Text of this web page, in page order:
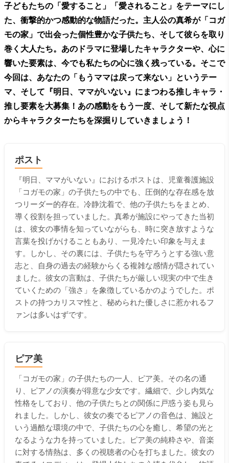
子どもたちの「愛すること」「愛されること」をテーマにし
た、衝撃的かつ感動的な物語だった。主人公の真希が「コガ
モの家」で出会った個性豊かな子供たち、そして彼らを取り
巻く大人たち。あのドラマに登場したキャラクターや、心に
響いた要素は、今でも私たちの心に強く残っている。そこで
今回は、あなたの「もうママは戻って来ない」というテー
マ、そして『明日、ママがいない』にまつわる推しキャラ・
推し要素を大募集！あの感動をもう一度、そして新たな視点
からキャラクターたちを深掘りしていきましょう！
ポスト
『明日、ママがいない』におけるポストは、児童養護施設
「コガモの家」の子供たちの中でも、圧倒的な存在感を放
つリーダー的存在。冷静沈着で、他の子供たちをまとめ、
導く役割を担っていました。真希が施設にやってきた当初
は、彼女の事情を知っていながらも、時に突き放すような
言葉を投げかけることもあり、一見冷たい印象を与えま
す。しかし、その裏には、子供たちを守ろうとする強い意
志と、自身の過去の経験からくる複雑な感情が隠されてい
ました。彼女の言動は、子供たちが厳しい現実の中で生き
ていくための「強さ」を象徴しているかのようでした。ポ
ストの持つカリスマ性と、秘められた優しさに惹かれるフ
ァンは多いはずです。
ピア美
「コガモの家」の子供たちの一人、ピア美。その名の通
り、ピアノの演奏が得意な少女です。繊細で、少し内気な
性格をしており、他の子供たちとの関係に戸惑う姿も見ら
れました。しかし、彼女の奏でるピアノの音色は、施設と
いう過酷な環境の中で、子供たちの心を癒し、希望の光と
なるような力を持っていました。ピア美の純粋さや、音楽
に対する情熱は、多くの視聴者の心を打ちました。彼女の